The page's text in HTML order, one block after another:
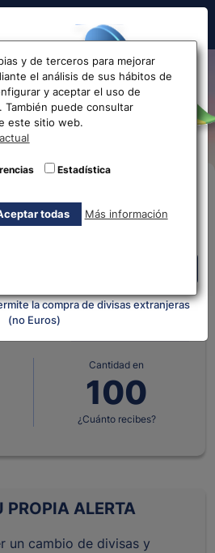
tu oficina más
la compra de divisas extranjeras
(no Euros)
Euro a Rublo
EUR-RUB
quieres?
Cantidad en
¿Cuánto recibes?
PROPIA ALERTA
un cambio de divisas y
y de terceros para mejorar
el análisis de sus hábitos de
y aceptar el uso de
También puede consultar
este sitio web.
Estadística
todas Más información